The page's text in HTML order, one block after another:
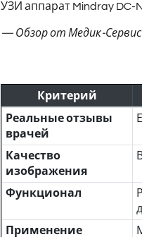
УЗИ аппарат Mindray
— Обзор от Медик-Сервис
Критерий
Реальные отзывы
врачей
Качество
изображения
Функционал
Применение